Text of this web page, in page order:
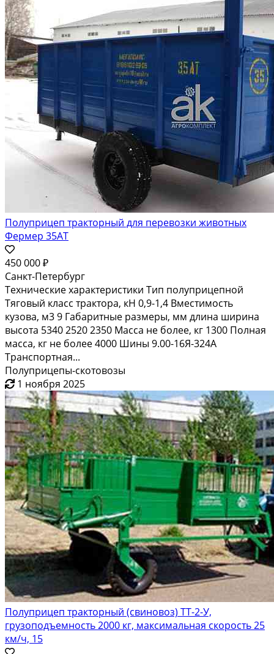
Полуприцеп тракторный для перевозки животных
Фермер 35АТ
450 000 ₽
Санкт-Петербург
Технические характеристики Тип полуприцепной
Тяговый класс трактора, кН 0,9-1,4 Вместимость
кузова, м3 9 Габаритные размеры, мм длина ширина
высота 5340 2520 2350 Масса не более, кг 1300 Полная
масса, кг не более 4000 Шины 9.00-16Я-324А
Транспортная...
Полуприцепы-скотовозы
1 ноября 2025
Полуприцеп тракторный (свиновоз) ТТ-2-У,
грузоподъемность 2000 кг, максимальная скорость 25
км/ч, 15